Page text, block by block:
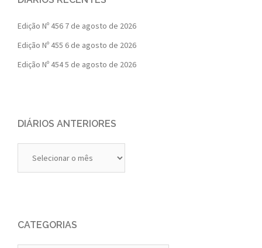
Edição Nº 456 7 de agosto de 2026
Edição Nº 455 6 de agosto de 2026
Edição Nº 4545 de agosto de 2026
DIÁRIOS ANTERIORES
Anteriores
CATEGORIAS